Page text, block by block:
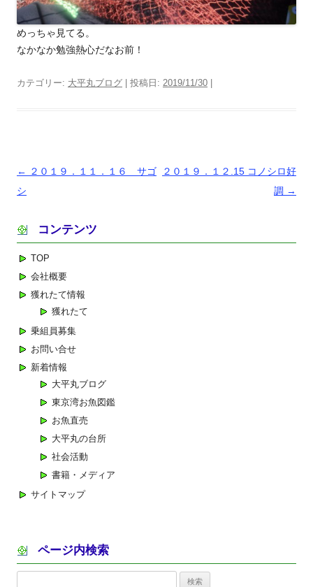
めっちゃ見てる。
なかなか勉強熱心だなお前！
カテゴリー: 大平丸ブログ | 投稿日: 2019/11/30
投
稿
ビ
ン
← ２０１９．１１．１６ サゴ
シ
２０１９．１２.15 コノシロ好
調 →
コンテンツ
TOP
会社概要
獲れたて情報
獲れたて
乗組員募集
お問い合せ
新着情報
大平丸ブログ
東京湾お魚図鑑
お魚直売
大平丸の台所
社会活動
書籍・メディア
サイトマップ
ページ内検索